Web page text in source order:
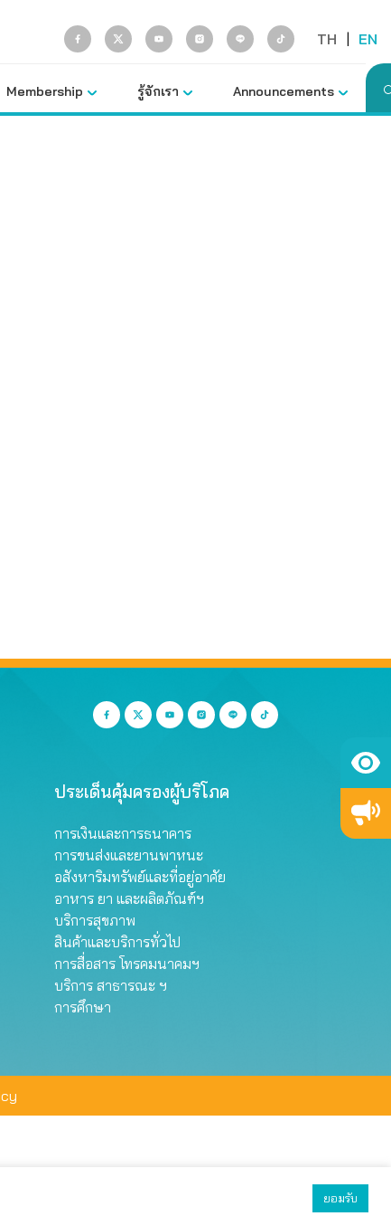
TH | EN
Membership รู้จักเรา Announcements
ประเด็นคุ้มครองผู้บริโภค
การเงินและการธนาคาร
การขนส่งและยานพาหนะ
อสังหาริมทรัพย์และที่อยู่อาศัย
อาหาร ยา และผลิตภัณฑ์ฯ
บริการสุขภาพ
สินค้าและบริการทั่วไป
การสื่อสาร โทรคมนาคมฯ
บริการ สาธารณะ ฯ
การศึกษา
ยอมรับ